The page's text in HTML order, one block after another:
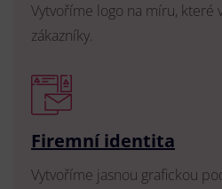
Vytvoříme logo na míru, které
zákazníky.
Firemní identita
Vytvoříme jasnou grafickou